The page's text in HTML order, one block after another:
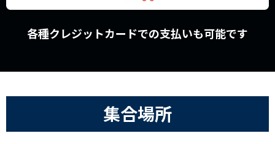
各種クレジットカードでの支払いも可能です
集合場所